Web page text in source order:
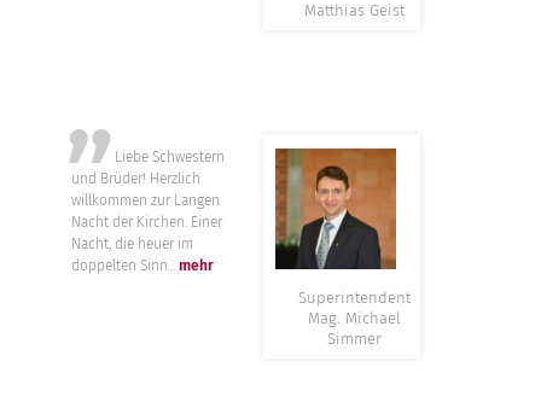
Matthias Geist
”
Liebe Schwestern
und Brüder! Herzlich
willkommen zur Langen
Nacht der Kirchen. Einer
Nacht, die heuer im
doppelten Sinn...mehr
Superintendent
Mag. Michael
Simmer